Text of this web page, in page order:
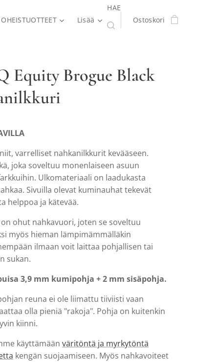
OHEISTUOTTEET Lisää
HAE
Ostoskori
Equity Brogue Black
varrelliset nahkanilkkurit kevääseen.
joka soveltuu monenlaiseen asuun
Ulkomateriaali on laadukasta
Sivuilla olevat kuminauhat tekevät
helppoa ja kätevää.
ohut nahkavuori, joten se soveltuu
myös hieman lämpimämmälläkin
ilmaan voit laittaa pohjallisen tai
sukan.
3,9 mm kumipohja + 2 mm sisäpohja.
reuna ei ole liimattu tiiviisti vaan
olla pieniä "rakoja". Pohja on kuitenkin
kiinni.
käyttämään väritöntä ja myrkytöntä
kengän suojaamiseen. Myös nahkavoiteet